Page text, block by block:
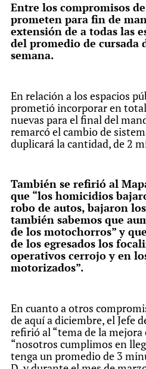
Entre los compromisos
prometen para fin de
extensión de a todas las
del promedio de cursada
semana.
En relación a los espacios
prometió incorporar en
nuevas para el final del
remarcó el cambio de
duplicará la cantidad, de 2
También se refirió al
que “los homicidios
robo de autos, bajaron
también sabemos que
de los motochorros” y
de los egresados los
operativos cerrojo y en
motorizados”.
En cuanto a otros
de aquí a diciembre, el Jefe
refirió al “tema de la mejora
“nosotros cumplimos en
tenga un promedio de 3